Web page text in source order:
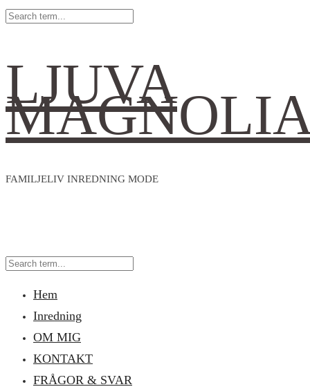
LJUVA
FAMILJELIV INREDNING MODE
Hem
Inredning
OM MIG
KONTAKT
FRÅGOR & SVAR